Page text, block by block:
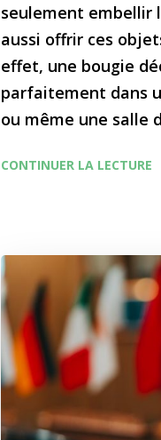
seulement embellir
aussi offrir ces
effet, une bougie
parfaitement dans
ou même une salle
CONTINUER LA LECTURE